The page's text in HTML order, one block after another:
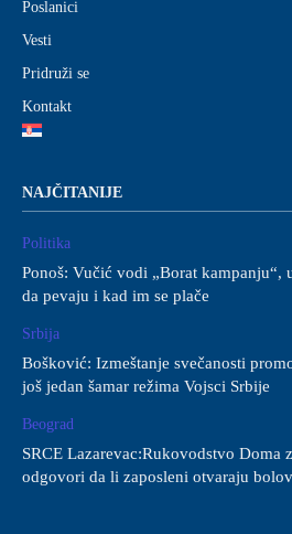
Poslanici
Vesti
Pridruži se
Kontakt
NAJČITANIJE
Politika
Ponoš: Vučić vodi „Borat kampanju“,
da pevaju i kad im se plače
Srbija
Bošković: Izmeštanje svečanosti
još jedan šamar režima Vojsci Srbije
Beograd
SRCE Lazarevac:Rukovodstvo Doma
odgovori da li zaposleni otvaraju